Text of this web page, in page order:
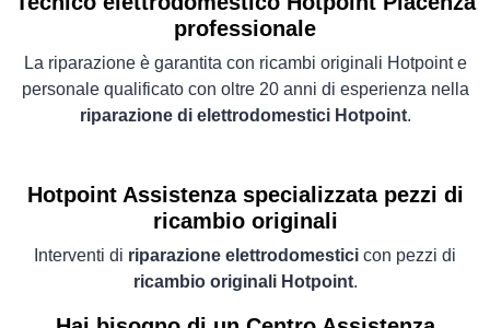
professionale
La riparazione è garantita con ricambi originali Hotpoint e
personale qualificato con oltre 20 anni di esperienza nella
riparazione di elettrodomestici Hotpoint.
Hotpoint Assistenza specializzata pezzi di
ricambio originali
Interventi di riparazione elettrodomestici con pezzi di
ricambio originali Hotpoint.